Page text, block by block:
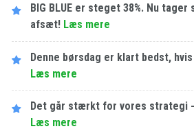
BIG BLUE er steget 38%. Nu
afsæt! Læs mere
Denne børsdag er klart bedst,
Læs mere
Det går stærkt for vores strategi -
Læs mere